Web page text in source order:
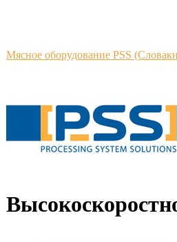
Мясное оборудование PSS